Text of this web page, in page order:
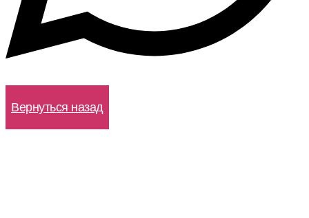
Вернуться назад